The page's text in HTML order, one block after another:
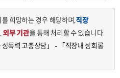
를 희망하는 경우 해당하며,직장
,외부 기관을 통해 처리할 수 있습니다.
성폭력 고충상담」 - 「직장내 성희롱